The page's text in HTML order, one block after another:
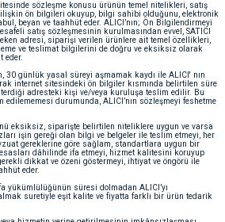
sözleşme konusu ürünün temel nitelikleri, satış
ön bilgileri okuyup, bilgi sahibi olduğunu, elektronik
beyan ve taahhüt eder. ALICI’nın; Ön Bilgilendirmeyi
satış sözleşmesinin kurulmasından evvel, SATICI
adresi, siparişi verilen ürünlere ait temel özellikleri,
ve teslimat bilgilerini de doğru ve eksiksiz olarak
eder.
30 günlük yasal süreyi aşmamak kaydı ile ALICI' nın
internet sitesindeki ön bilgiler kısmında belirtilen süre
adresteki kişi ve/veya kuruluşa teslim edilir. Bu
edilememesi durumunda, ALICI’nın sözleşmeyi feshetme
eksiksiz, siparişte belirtilen niteliklere uygun ve varsa
işin gereği olan bilgi ve belgeler ile teslim etmeyi, her
gereklerine göre sağlam, standartlara uygun bir
dâhilinde ifa etmeyi, hizmet kalitesini koruyup
dikkat ve özeni göstermeyi, ihtiyat ve öngörü ile
eder.
yükümlülüğünün süresi dolmadan ALICI’yı
suretiyle eşit kalite ve fiyatta farklı bir ürün tedarik